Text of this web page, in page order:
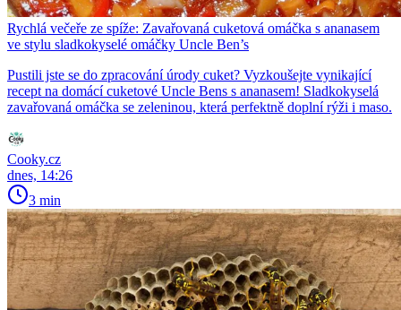
Rychlá večeře ze spíže: Zavařovaná cuketová omáčka s ananasem
ve stylu sladkokyselé omáčky Uncle Ben’s
Pustili jste se do zpracování úrody cuket? Vyzkoušejte vynikající
recept na domácí cuketové Uncle Bens s ananasem! Sladkokyselá
zavařovaná omáčka se zeleninou, která perfektně doplní rýži i maso.
Cooky.cz
dnes, 14:26
3 min